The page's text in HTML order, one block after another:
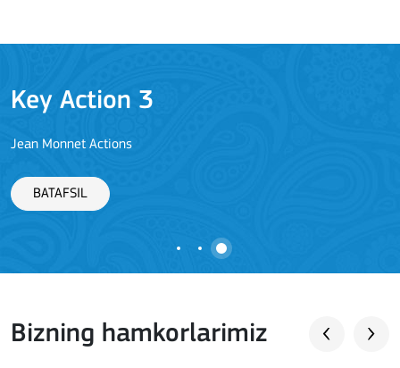
Key Action 3
Jean Monnet Actions
BATAFSIL
Bizning hamkorlarimiz